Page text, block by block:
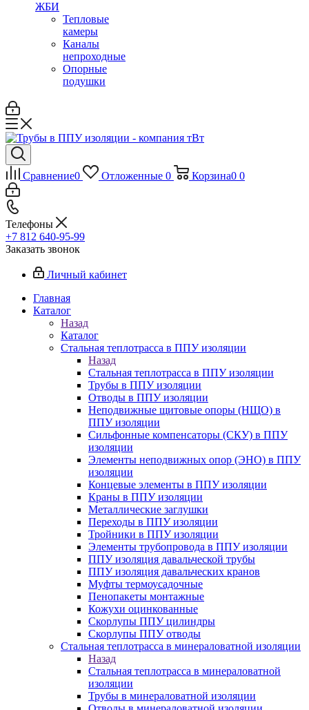
ЖБИ
Тепловые
камеры
Каналы
непроходные
Опорные
подушки
Сравнение0 Отложенные 0 Корзина0 0
Телефоны
+7 812 640-95-99
Заказать звонок
Личный кабинет
Главная
Каталог
Назад
Каталог
Стальная теплотрасса в ППУ изоляции
Назад
Стальная теплотрасса в ППУ изоляции
Трубы в ППУ изоляции
Отводы в ППУ изоляции
Неподвижные щитовые опоры (НЩО) в
ППУ изоляции
Cильфонные компенсаторы (СКУ) в ППУ
изоляции
Элементы неподвижных опор (ЭНО) в ППУ
изоляции
Концевые элементы в ППУ изоляции
Краны в ППУ изоляции
Металлические заглушки
Переходы в ППУ изоляции
Тройники в ППУ изоляции
Элементы трубопровода в ППУ изоляции
ППУ изоляция давальческой трубы
ППУ изоляция давальческих кранов
Муфты термоусадочные
Пенопакеты монтажные
Кожухи оцинкованные
Скорлупы ППУ цилиндры
Скорлупы ППУ отводы
Стальная теплотрасса в минераловатной изоляции
Назад
Стальная теплотрасса в минераловатной
изоляции
Трубы в минераловатной изоляции